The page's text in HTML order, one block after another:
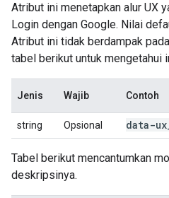
Atribut ini menetapkan alur UX
Login dengan Google. Nilai
Atribut ini tidak berdampak
tabel berikut untuk mengetahui
Jenis Wajib Contoh
string Opsional data-ux
Tabel berikut mencantumkan
deskripsinya.